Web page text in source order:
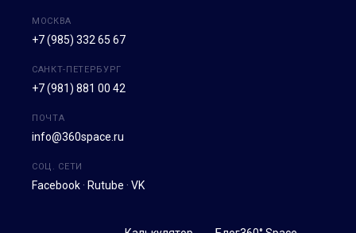
МОСКВА
+7 (985) 332 65 67
САНКТ-ПЕТЕРБУРГ
+7 (981) 881 00 42
ПОЧТА
info@360space.ru
СОЦ. СЕТИ
Facebook · Rutube · VK